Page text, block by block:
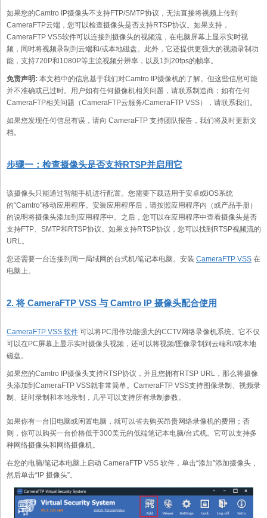
如果您的Camtro IP摄像头不支持FTP/SMTP协议，无法直接将视频上传到
CameraFTP云端，您可以检查摄像头是否支持RTSP协议。如果支持，
CameraFTP VSS软件可以连接到摄像头的视频流，在电脑屏幕上显示实时视
频，同时将视频录制到云端和/或本地磁盘。此外，它还提供更强大的视频录制功
能，支持720P和1080P等主流视频分辨率，以及1到20fps的帧率。
免责声明: 本文档中的信息基于我们对Camtro IP摄像机的了解。但这些信息可能
并不准确或已过时。用户如有任何摄像机相关问题，请联系制造商；如有任何
CameraFTP相关问题（CameraFTP云服务/CameraFTP VSS），请联系我们。
如果您发现任何信息有误，请向 CameraFTP 支持团队报告，我们将及时更新文
档。
步骤一：检查摄像头是否支持RTSP并启用它
该摄像头只能通过智能手机进行配置。您需要下载适用于安卓或iOS系统
的“Camtro”移动应用程序。安装应用程序后，请按照应用程序内（或产品手册）
的说明将摄像头添加到应用程序中。之后，您可以在应用程序中查看摄像头是否
支持FTP、SMTP和RTSP协议。如果支持RTSP协议，您可以找到RTSP视频流的
URL。
您还需要一台连接到同一局域网的台式机/笔记本电脑。安装 CameraFTP VSS 在
电脑上。
2. 将 CameraFTP VSS 与 Camtro IP 摄像头配合使用
CameraFTP VSS 软件 可以将PC用作功能强大的CCTV网络录像机系统。它不仅
可以在PC屏幕上显示实时摄像头视频，还可以将视频/图像录制到云端和/或本地
磁盘。
如果您的Camtro IP摄像头支持RTSP协议，并且您拥有RTSP URL，那么将摄像
头添加到CameraFTP VSS就非常简单。CameraFTP VSS支持图像录制、视频录
制、延时录制和本地录制，几乎可以支持所有录制参数。
如果你有一台旧电脑或闲置电脑，就可以省去购买昂贵网络录像机的费用；否
则，你可以购买一台价格低于300美元的低端笔记本电脑/台式机。它可以支持多
种网络摄像头和网络摄像机。
在您的电脑/笔记本电脑上启动 CameraFTP VSS 软件，单击“添加”添加摄像头，
然后单击“IP 摄像头”。